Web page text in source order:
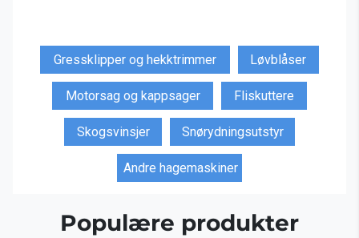
Gressklipper og hekktrimmer Løvblåser
Motorsag og kappsager Fliskuttere
Skogsvinsjer Snørydningsutstyr
Andre hagemaskiner
Populære produkter